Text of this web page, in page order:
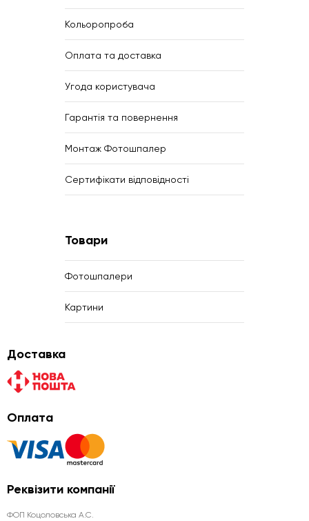
Кольоропроба
Оплата та доставка
Угода користувача
Гарантія та повернення
Монтаж Фотошпалер
Сертифікати відповідності
Товари
Фотошпалери
Картини
Доставка
Оплата
Реквізити компанії
ФОП Коцоловська А.С.